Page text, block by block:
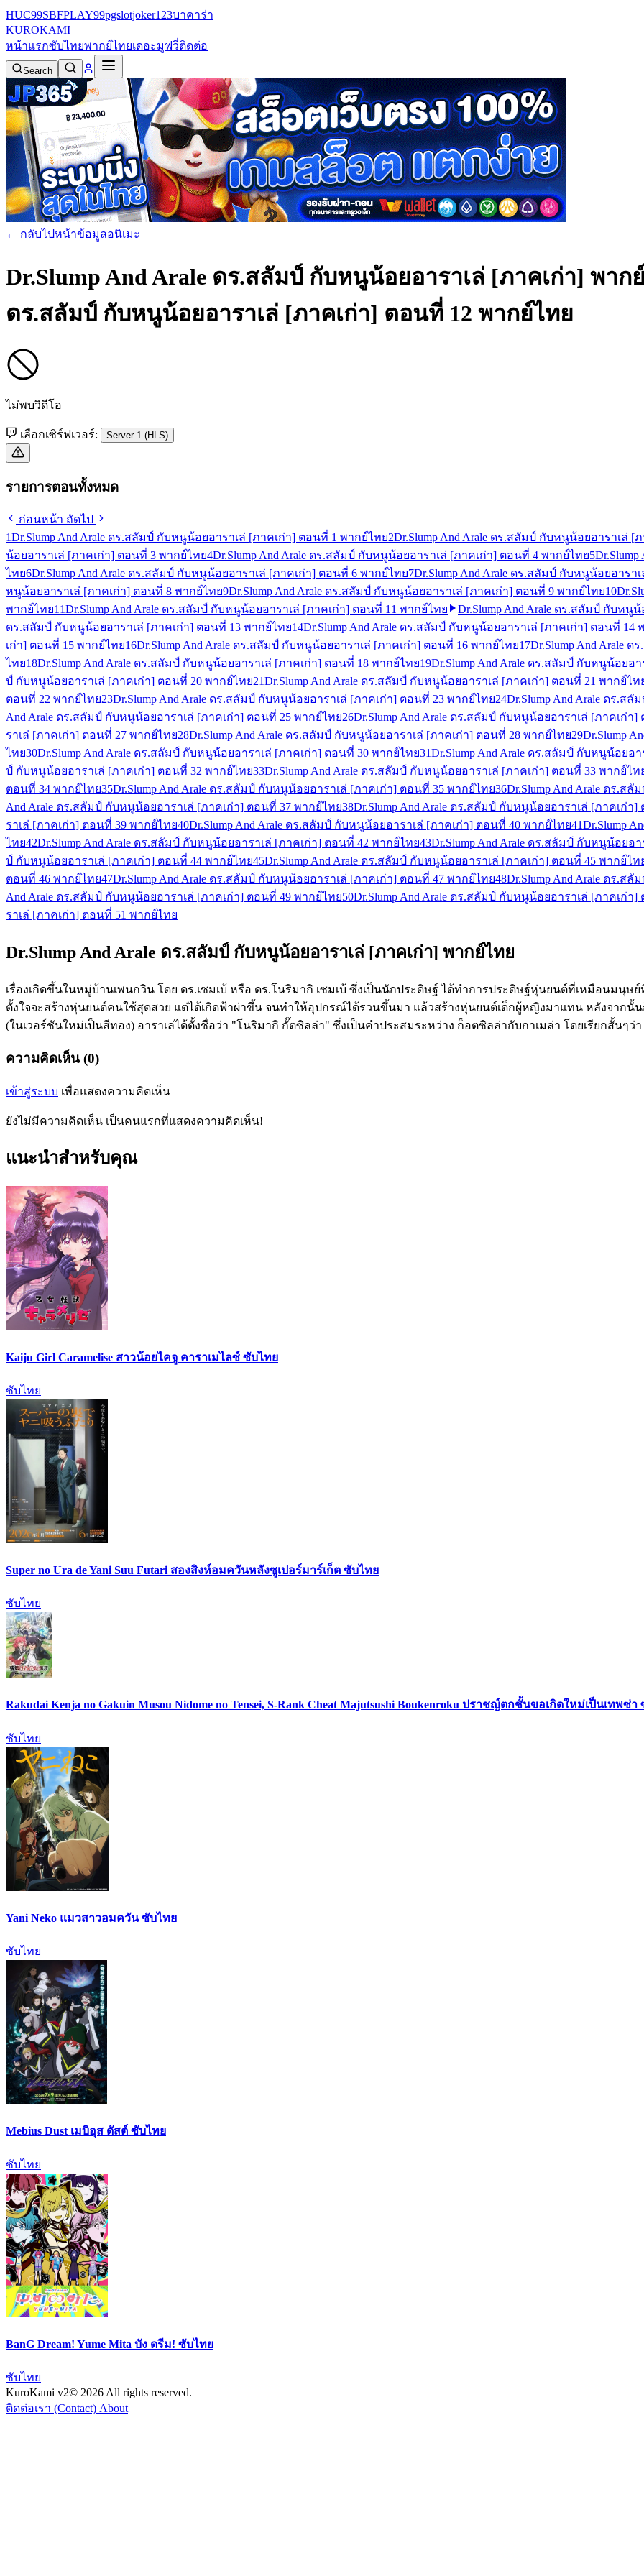
HUC99SBFPLAY99pgslotjoker123บาคาร่า
KUROKAMI
หน้าแรกซับไทยพากย์ไทยเดอะมูฟวี่ติดต่อ
Search
← กลับไปหน้าข้อมูลอนิเมะ
Dr.Slump And Arale ดร.สลัมป์ กับหนูน้อยอาราเล่ [ภาคเก่า] พาก
ดร.สลัมป์ กับหนูน้อยอาราเล่ [ภาคเก่า] ตอนที่ 12 พากย์ไทย
ไม่พบวิดีโอ
เลือกเซิร์ฟเวอร์: Server 1 (HLS)
รายการตอนทั้งหมด
ก่อนหน้า ถัดไป
1Dr.Slump And Arale ดร.สลัมป์ กับหนูน้อยอาราเล่ [ภาคเก่า] ตอนที่ 1 พากย์ไทย2Dr.Slump And Arale ดร.สลัมป์ กับหนูน้อยอาราเล่ [
น้อยอาราเล่ [ภาคเก่า] ตอนที่ 3 พากย์ไทย4Dr.Slump And Arale ดร.สลัมป์ กับหนูน้อยอาราเล่ [ภาคเก่า] ตอนที่ 4 พากย์ไทย5
ไทย6Dr.Slump And Arale ดร.สลัมป์ กับหนูน้อยอาราเล่ [ภาคเก่า] ตอนที่ 6 พากย์ไทย7Dr.Slump And Arale ดร.สลัมป์ กับหนูน้อยอาร
หนูน้อยอาราเล่ [ภาคเก่า] ตอนที่ 8 พากย์ไทย9Dr.Slump And Arale ดร.สลัมป์ กับหนูน้อยอาราเล่ [ภาคเก่า] ตอนที่ 9 พากย์ไทย10
พากย์ไทย11Dr.Slump And Arale ดร.สลัมป์ กับหนูน้อยอาราเล่ [ภาคเก่า] ตอนที่ 11 พากย์ไทย Dr.Slump And Arale ดร.สลัมป์ กับหนู
ดร.สลัมป์ กับหนูน้อยอาราเล่ [ภาคเก่า] ตอนที่ 13 พากย์ไทย14Dr.Slump And Arale ดร.สลัมป์ กับหนูน้อยอาราเล่ [ภาคเก่า] ตอนที่ 14
เก่า] ตอนที่ 15 พากย์ไทย16Dr.Slump And Arale ดร.สลัมป์ กับหนูน้อยอาราเล่ [ภาคเก่า] ตอนที่ 16 พากย์ไทย17Dr.Slump And Arale
ไทย18Dr.Slump And Arale ดร.สลัมป์ กับหนูน้อยอาราเล่ [ภาคเก่า] ตอนที่ 18 พากย์ไทย19Dr.Slump And Arale ดร.สลัมป์ กับหนูน้อยอ
ป์ กับหนูน้อยอาราเล่ [ภาคเก่า] ตอนที่ 20 พากย์ไทย21Dr.Slump And Arale ดร.สลัมป์ กับหนูน้อยอาราเล่ [ภาคเก่า] ตอนที่ 21 พากย์ไท
ตอนที่ 22 พากย์ไทย23Dr.Slump And Arale ดร.สลัมป์ กับหนูน้อยอาราเล่ [ภาคเก่า] ตอนที่ 23 พากย์ไทย24Dr.Slump And Arale ดร.ส
And Arale ดร.สลัมป์ กับหนูน้อยอาราเล่ [ภาคเก่า] ตอนที่ 25 พากย์ไทย26Dr.Slump And Arale ดร.สลัมป์ กับหนูน้อยอาราเล่ [ภาคเก่า
ราเล่ [ภาคเก่า] ตอนที่ 27 พากย์ไทย28Dr.Slump And Arale ดร.สลัมป์ กับหนูน้อยอาราเล่ [ภาคเก่า] ตอนที่ 28 พากย์ไทย29Dr.Slump
ไทย30Dr.Slump And Arale ดร.สลัมป์ กับหนูน้อยอาราเล่ [ภาคเก่า] ตอนที่ 30 พากย์ไทย31Dr.Slump And Arale ดร.สลัมป์ กับหนูน้อยอ
ป์ กับหนูน้อยอาราเล่ [ภาคเก่า] ตอนที่ 32 พากย์ไทย33Dr.Slump And Arale ดร.สลัมป์ กับหนูน้อยอาราเล่ [ภาคเก่า] ตอนที่ 33 พากย์ไท
ตอนที่ 34 พากย์ไทย35Dr.Slump And Arale ดร.สลัมป์ กับหนูน้อยอาราเล่ [ภาคเก่า] ตอนที่ 35 พากย์ไทย36Dr.Slump And Arale ดร.ส
And Arale ดร.สลัมป์ กับหนูน้อยอาราเล่ [ภาคเก่า] ตอนที่ 37 พากย์ไทย38Dr.Slump And Arale ดร.สลัมป์ กับหนูน้อยอาราเล่ [ภาคเก่า
ราเล่ [ภาคเก่า] ตอนที่ 39 พากย์ไทย40Dr.Slump And Arale ดร.สลัมป์ กับหนูน้อยอาราเล่ [ภาคเก่า] ตอนที่ 40 พากย์ไทย41Dr.Slump
ไทย42Dr.Slump And Arale ดร.สลัมป์ กับหนูน้อยอาราเล่ [ภาคเก่า] ตอนที่ 42 พากย์ไทย43Dr.Slump And Arale ดร.สลัมป์ กับหนูน้อยอ
ป์ กับหนูน้อยอาราเล่ [ภาคเก่า] ตอนที่ 44 พากย์ไทย45Dr.Slump And Arale ดร.สลัมป์ กับหนูน้อยอาราเล่ [ภาคเก่า] ตอนที่ 45 พากย์ไท
ตอนที่ 46 พากย์ไทย47Dr.Slump And Arale ดร.สลัมป์ กับหนูน้อยอาราเล่ [ภาคเก่า] ตอนที่ 47 พากย์ไทย48Dr.Slump And Arale ดร.ส
And Arale ดร.สลัมป์ กับหนูน้อยอาราเล่ [ภาคเก่า] ตอนที่ 49 พากย์ไทย50Dr.Slump And Arale ดร.สลัมป์ กับหนูน้อยอาราเล่ [ภาคเก่า
ราเล่ [ภาคเก่า] ตอนที่ 51 พากย์ไทย
Dr.Slump And Arale ดร.สลัมป์ กับหนูน้อยอาราเล่ [ภาคเก่า] พากย์ไทย
เรื่องเกิดขึ้นในหมู่บ้านเพนกวิน โดย ดร.เซมเบ้ หรือ ดร.โนริมากิ เซมเบ้ ซึ่งเป็นนักประดิษฐ์ ได้ทำการประดิษฐ์หุ่นยนต์ที่เหมือนมนุ
ตั้งใจจะสร้างหุ่นยนต์คนใช้สุดสวย แต่ได้เกิดฟ้าผ่าขึ้น จนทำให้อุปกรณ์ได้รวนขึ้นมา แล้วสร้างหุ่นยนต์เด็กผู้หญิงมาแทน หลังจากนั้
(ในเวอร์ชันใหม่เป็นสีทอง) อาราเล่ได้ตั้งชื่อว่า "โนริมากิ กั๊ตซิลล่า" ซึ่งเป็นคำประสมระหว่าง ก็อตซิลล่ากับกาเมล่า โดยเรียกสั้นๆว่
ความคิดเห็น (0)
เข้าสู่ระบบ เพื่อแสดงความคิดเห็น
ยังไม่มีความคิดเห็น เป็นคนแรกที่แสดงความคิดเห็น!
แนะนำสำหรับคุณ
Kaiju Girl Caramelise สาวน้อยไคจู คาราเมไลซ์ ซับไทย
ซับไทย
Super no Ura de Yani Suu Futari สองสิงห์อมควันหลังซูเปอร์มาร์เก็ต ซับไทย
ซับไทย
Rakudai Kenja no Gakuin Musou Nidome no Tensei, S-Rank Cheat Majutsushi Boukenroku ปราชญ์ตกชั้นขอเกิดใหม่เป็นเทพซ่า
ซับไทย
Yani Neko แมวสาวอมควัน ซับไทย
ซับไทย
Mebius Dust เมบิอุส ดัสต์ ซับไทย
ซับไทย
BanG Dream! Yume Mita บัง ดรีม! ซับไทย
ซับไทย
KuroKami v2© 2026 All rights reserved.
ติดต่อเรา (Contact) About